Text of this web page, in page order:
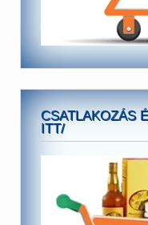
CSATLAKOZÁS
ITT/